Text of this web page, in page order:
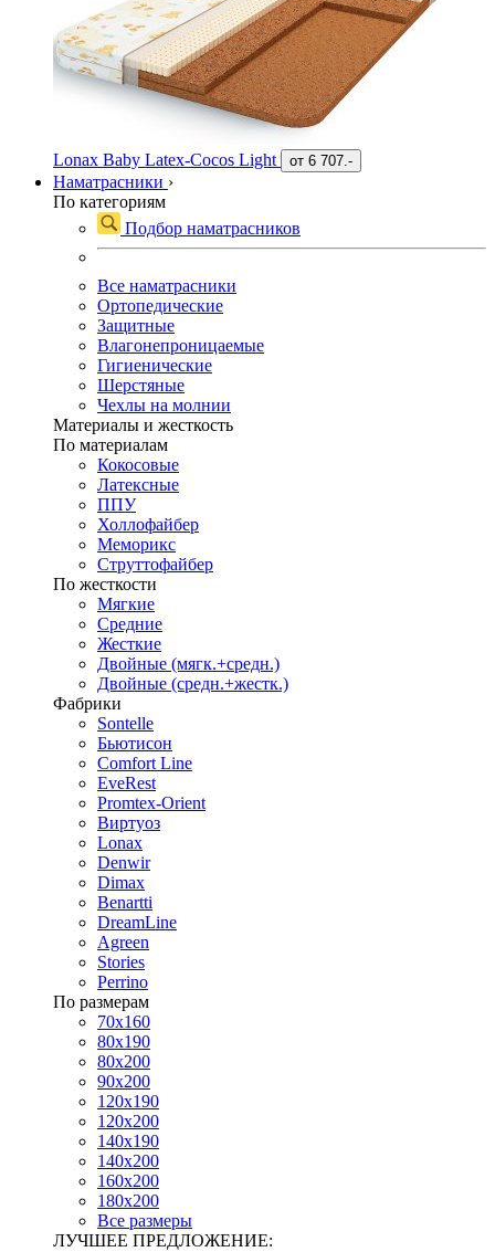
Lonax Baby Latex-Cocos Light от 6 707.-
Наматрасники ›
По категориям
Подбор наматрасников
Все наматрасники
Ортопедические
Защитные
Влагонепроницаемые
Гигиенические
Шерстяные
Чехлы на молнии
Материалы и жесткость
По материалам
Кокосовые
Латексные
ППУ
Холлофайбер
Меморикс
Струттофайбер
По жесткости
Мягкие
Средние
Жесткие
Двойные (мягк.+средн.)
Двойные (средн.+жестк.)
Фабрики
Sontelle
Бьютисон
Comfort Line
EveRest
Promtex-Orient
Виртуоз
Lonax
Denwir
Dimax
Benartti
DreamLine
Agreen
Stories
Perrino
По размерам
70х160
80х190
80х200
90х200
120х190
120х200
140х190
140х200
160х200
180х200
Все размеры
ЛУЧШЕЕ ПРЕДЛОЖЕНИЕ: